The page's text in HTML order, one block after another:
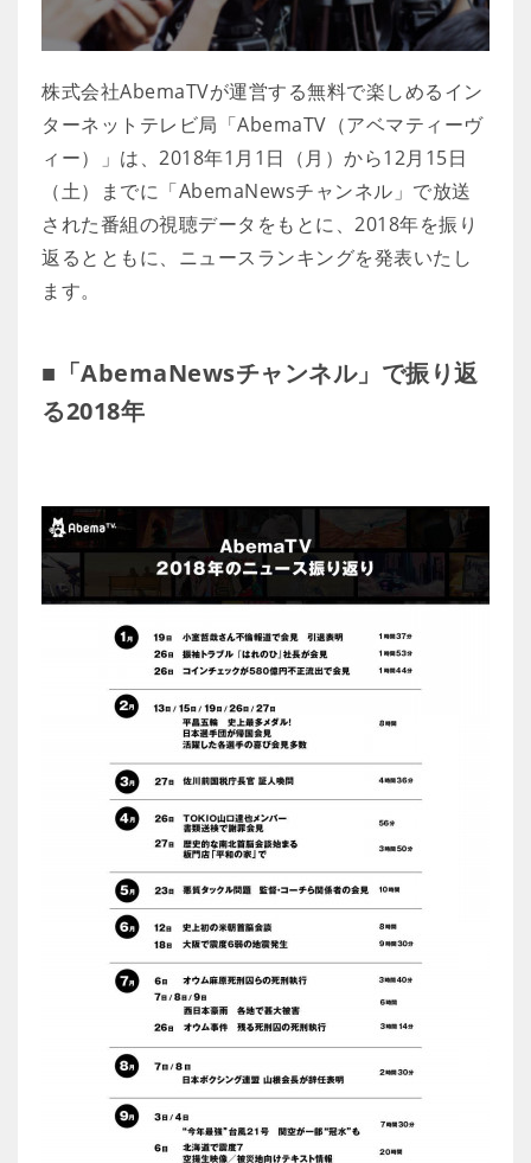
株式会社AbemaTVが運営する無料で楽しめるイン
ターネットテレビ局「AbemaTV（アベマティーヴ
ィー）」は、2018年1月1日（月）から12月15日
（土）までに「AbemaNewsチャンネル」で放送
された番組の視聴データをもとに、2018年を振り
返るとともに、ニュースランキングを発表いたし
ます。
■「AbemaNewsチャンネル」で振り返
る2018年